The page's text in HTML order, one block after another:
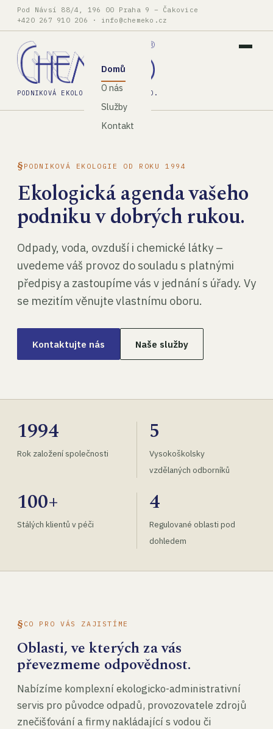
Pod Návsí 88/4, 196 00 Praha 9 – Čakovice
+420 267 910 206 · info@chemeko.cz
PODNIKOVÁ EKOLOGIE, SPOL. S R.O.
Domů
O nás
Služby
Kontakt
PODNIKOVÁ EKOLOGIE OD ROKU 1994
Ekologická agenda vašeho
podniku v dobrých rukou.
Odpady, voda, ovzduší i chemické látky –
uvedeme váš provoz do souladu s platnými
předpisy a zastoupíme vás v jednání s úřady. Vy
se mezitím věnujte vlastnímu oboru.
Kontaktujte nás Naše služby
1994
Rok založení společnosti
5
Vysokoškolsky
vzdělaných odborníků
100+
Stálých klientů v péči
4
Regulované oblasti pod
dohledem
CO PRO VÁS ZAJISTÍME
Oblasti, ve kterých za vás
převezmeme odpovědnost.
Nabízíme komplexní ekologicko-administrativní
servis pro původce odpadů, provozovatele zdrojů
znečišťování a firmy nakládající s vodou či